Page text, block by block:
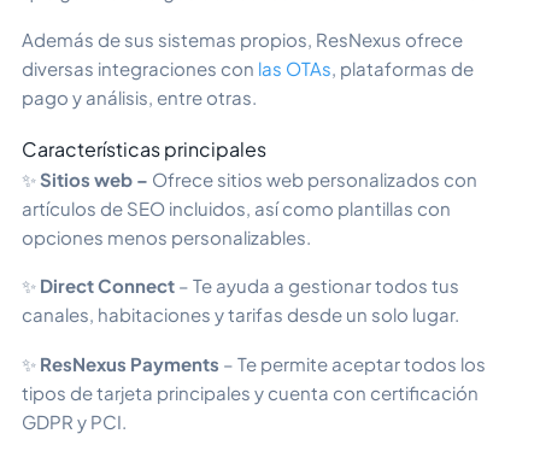
Además de sus sistemas propios, ResNexus ofrece
diversas integraciones con las OTAs, plataformas de
pago y análisis, entre otras.
Características principales
✨Sitios web – Ofrece sitios web personalizados con
artículos de SEO incluidos, así como plantillas con
opciones menos personalizables.
✨ Direct Connect – Te ayuda a gestionar todos tus
canales, habitaciones y tarifas desde un solo lugar.
✨ ResNexus Payments – Te permite aceptar todos los
tipos de tarjeta principales y cuenta con certificación
GDPR y PCI.